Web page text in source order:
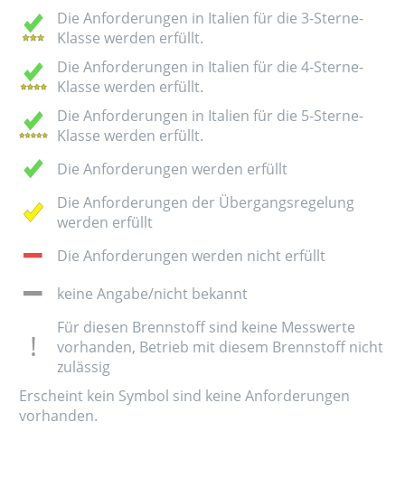
Die Anforderungen in Italien für die 3-Sterne-
Klasse werden erfüllt.
Die Anforderungen in Italien für die 4-Sterne-
Klasse werden erfüllt.
Die Anforderungen in Italien für die 5-Sterne-
Klasse werden erfüllt.
Die Anforderungen werden erfüllt
Die Anforderungen der Übergangsregelung
werden erfüllt
Die Anforderungen werden nicht erfüllt
keine Angabe/nicht bekannt
Für diesen Brennstoff sind keine Messwerte
vorhanden, Betrieb mit diesem Brennstoff nicht
zulässig
Erscheint kein Symbol sind keine Anforderungen
vorhanden.